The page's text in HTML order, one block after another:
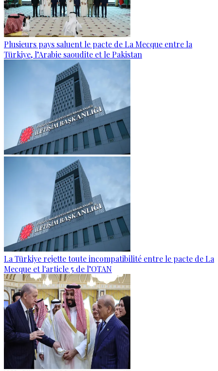
Plusieurs pays saluent le pacte de La Mecque entre la
Türkiye, l’Arabie saoudite et le Pakistan
La Türkiye rejette toute incompatibilité entre le pacte de La
Mecque et l'article 5 de l’OTAN